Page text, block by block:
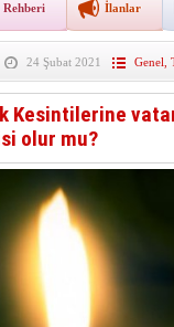
Hafif ticari araç
“Yaz Seninle
İlanlar
24 Şubat 2021 Genel
Kesintilerine
olur mu?